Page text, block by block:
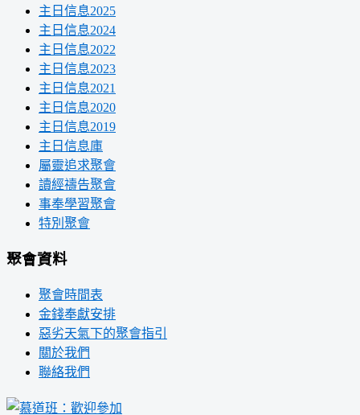
主日信息2025
主日信息2024
主日信息2022
主日信息2023
主日信息2021
主日信息2020
主日信息2019
主日信息庫
屬靈追求聚會
讀經禱告聚會
事奉學習聚會
特別聚會
聚會資料
聚會時間表
金錢奉獻安排
惡劣天氣下的聚會指引
關於我們
聯絡我們